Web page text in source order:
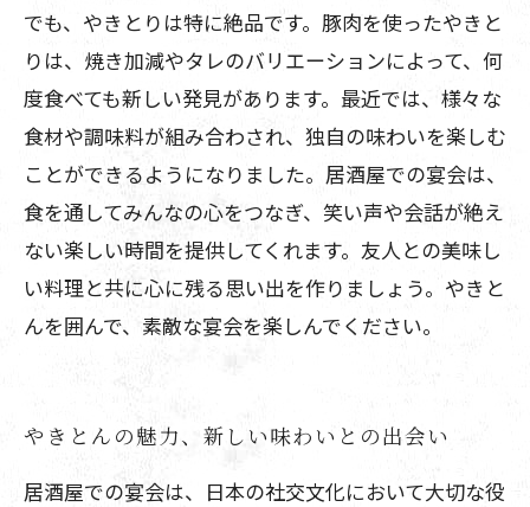
でも、やきとりは特に絶品です。豚肉を使ったやきと
りは、焼き加減やタレのバリエーションによって、何
度食べても新しい発見があります。最近では、様々な
食材や調味料が組み合わされ、独自の味わいを楽しむ
ことができるようになりました。居酒屋での宴会は、
食を通してみんなの心をつなぎ、笑い声や会話が絶え
ない楽しい時間を提供してくれます。友人との美味し
い料理と共に心に残る思い出を作りましょう。やきと
んを囲んで、素敵な宴会を楽しんでください。
やきとんの魅力、新しい味わいとの出会い
居酒屋での宴会は、日本の社交文化において大切な役